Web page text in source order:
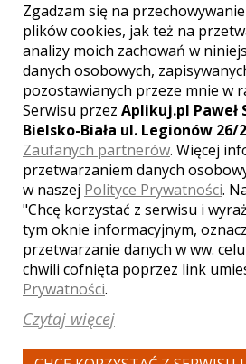
WYŚWIETLEŃ:
KOMENTARZY:
WYŚWIETLEŃ:
KOMENTARZY:
WYŚWIETLEŃ:
Zgadzam się na
plików cookies, jak też na
analizy moich zachowań w
danych osobowych,
pozostawianych przeze mnie w
Serwisu przez Aplikuj.pl Paweł
Bielsko-Biała ul. Legionów 26/
Zaufanych partnerów. Więcej
przetwarzaniem danych
w naszej Polityce Prywatności.
"Chcę korzystać z serwisu i
tym oknie informacyjnym,
przetwarzanie danych w ww.
chwili cofnięta poprzez link
Prywatności.
Czytaj więcej